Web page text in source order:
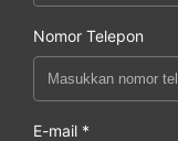
Nomor Telepon
E-mail *